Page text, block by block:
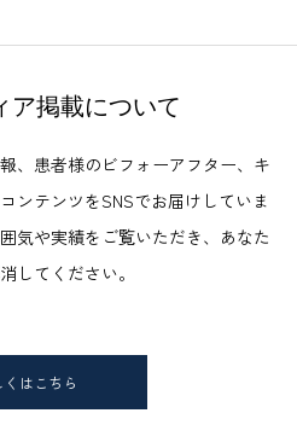
ア掲載について
、患者様のビフォーアフター、キ
ンテンツをSNSでお届けしていま
気や実績をご覧いただき、あなた
してください。
くはこちら